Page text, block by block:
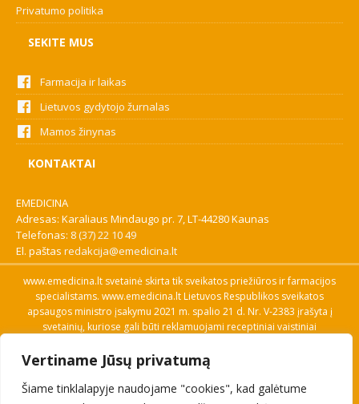
Vertiname Jūsų privatumą
Šiame tinklalapyje naudojame "cookies", kad galėtume
Privatumo politika
SEKITE MUS
Farmacija ir laikas
Lietuvos gydytojo žurnalas
Mamos žinynas
KONTAKTAI
EMEDICINA
Adresas: Karaliaus Mindaugo pr. 7, LT-44280 Kaunas
Telefonas: 8 (37) 22 10 49
El. paštas redakcija@emedicina.lt
www.emedicina.lt svetainė skirta tik sveikatos priežiūros ir farmacijos
specialistams. www.emedicina.lt Lietuvos Respublikos sveikatos
apsaugos ministro įsakymu 2021 m. spalio 21 d. Nr. V-2383 įrašyta į
svetainių, kuriose gali būti reklamuojami receptiniai vaistiniai
savo profesinę kvalifikaciją. Naudingos nuorodos: Vaistų ir medicinos
pagalbos priemonių kainų paieška, VVKT tinklalapis, Sveikatos
priežiūros ar farmacijos specialisto pranešimo apie įtariamą